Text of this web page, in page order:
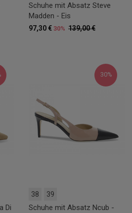
Schuhe mit Absatz Steve
Madden - Eis
139,00 €
97,30 € 30%
Di
30%
38 39
Schuhe mit Absatz Ncub -